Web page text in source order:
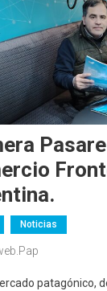
Noticias
patagónico,